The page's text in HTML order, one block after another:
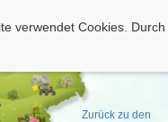
Zurück zu den
verwendet Cookies.